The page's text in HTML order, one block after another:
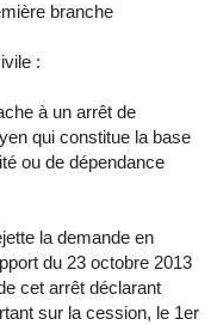
branche
:
à un arrêt de
qui constitue la base
ou de dépendance
la demande en
du 23 octobre 2013
cet arrêt déclarant
sur la cession, le 1er